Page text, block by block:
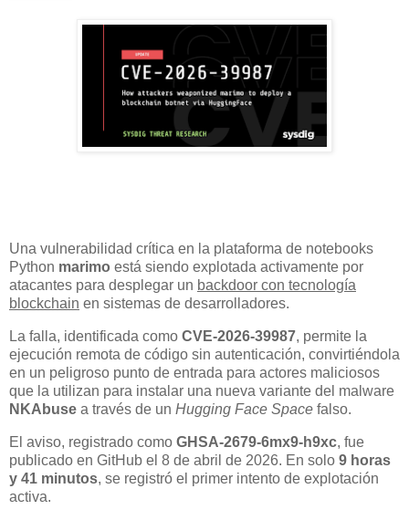
Una vulnerabilidad crítica en la plataforma de notebooks
Python marimo está siendo explotada activamente por
atacantes para desplegar un backdoor con tecnología
blockchain en sistemas de desarrolladores.
La falla, identificada como CVE-2026-39987, permite la
ejecución remota de código sin autenticación, convirtiéndola
en un peligroso punto de entrada para actores maliciosos
que la utilizan para instalar una nueva variante del malware
NKAbuse a través de un Hugging Face Space falso.
El aviso, registrado como GHSA-2679-6mx9-h9xc, fue
publicado en GitHub el 8 de abril de 2026. En solo 9 horas
y 41 minutos, se registró el primer intento de explotación
activa.